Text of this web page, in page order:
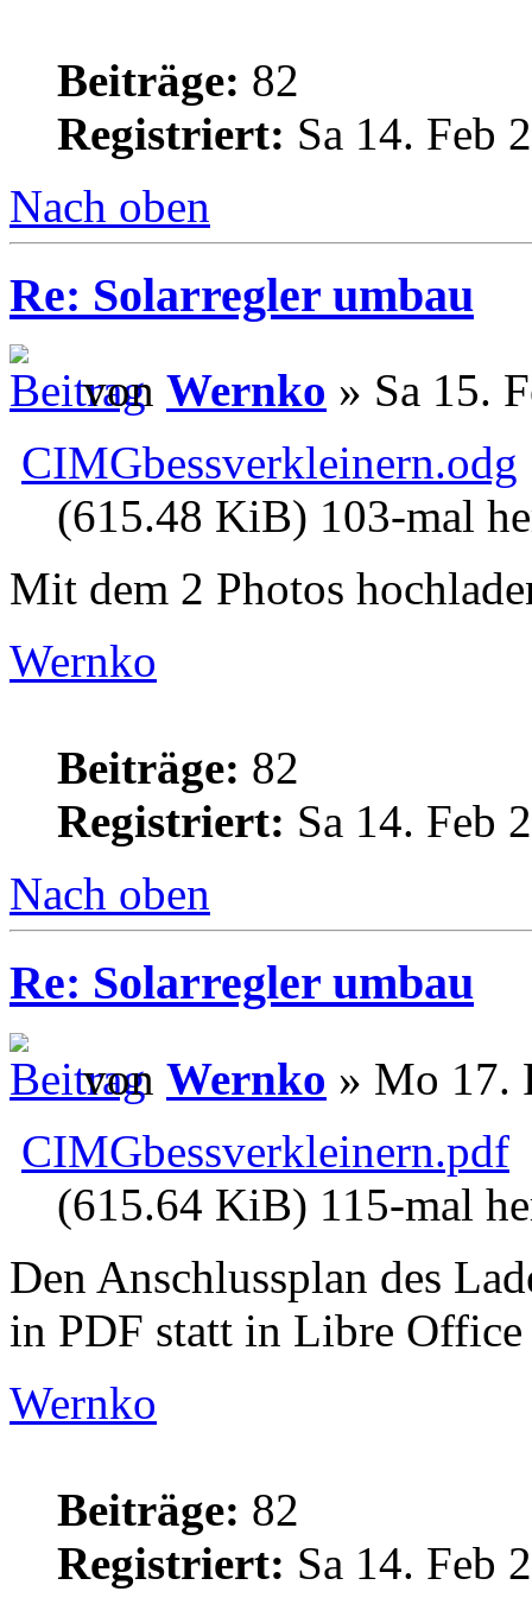
Beiträge: 82
Registriert: Sa 14. Feb
Nach oben
Re: Solarregler umbau
von Wernko » Sa 15.
CIMGbessverkleinern.odg
(615.48 KiB) 103-mal
Mit dem 2 Photos
Wernko
Beiträge: 82
Registriert: Sa 14. Feb
Nach oben
Re: Solarregler umbau
von Wernko » Mo 17.
CIMGbessverkleinern.pdf
(615.64 KiB) 115-mal
Den Anschlussplan des
in PDF statt in Libre Office
Wernko
Beiträge: 82
Registriert: Sa 14. Feb